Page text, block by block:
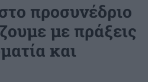
προσυνέδριο
με πράξεις
και